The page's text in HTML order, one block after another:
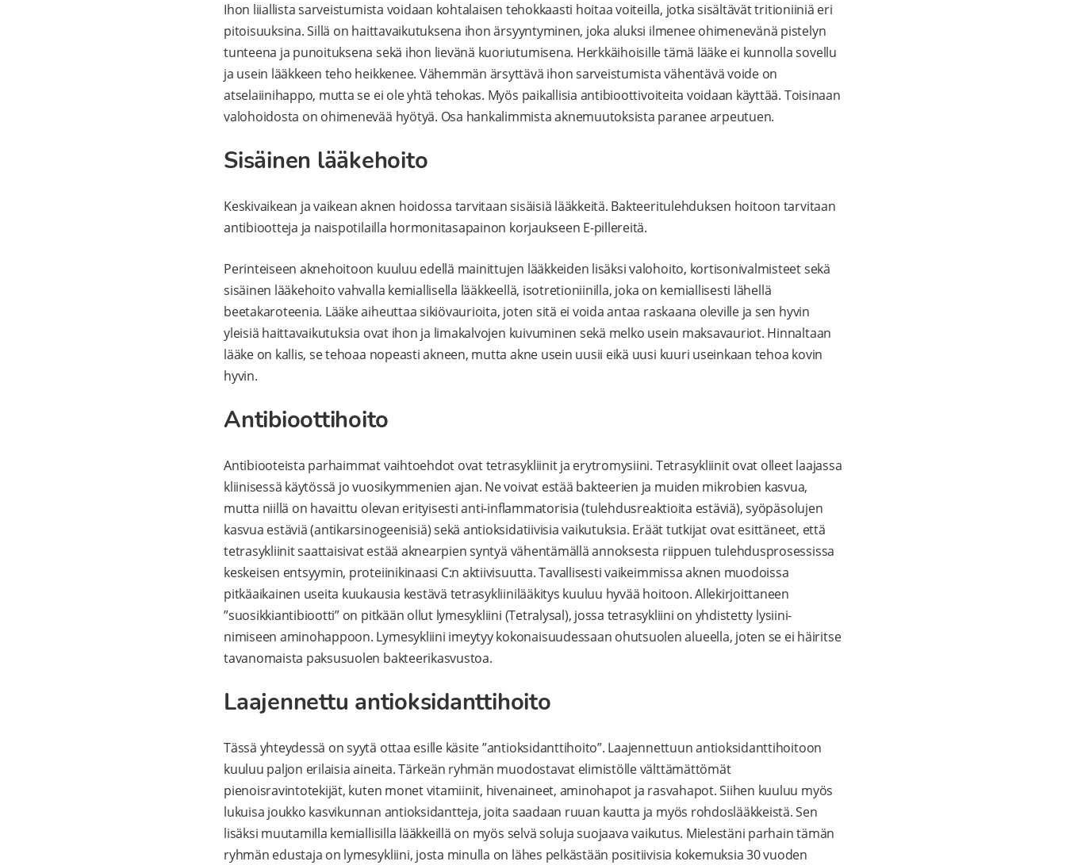
Ihon liiallista sarveistumista voidaan kohtalaisen tehokkaasti hoitaa voiteilla, jotka sisältävät tritioniiniä eri
pitoisuuksina. Sillä on haittavaikutuksena ihon ärsyyntyminen, joka aluksi ilmenee ohimenevänä pistelyn
tunteena ja punoituksena sekä ihon lievänä kuoriutumisena. Herkkäihoisille tämä lääke ei kunnolla sovellu
ja usein lääkkeen teho heikkenee. Vähemmän ärsyttävä ihon sarveistumista vähentävä voide on
atselaiinihappo, mutta se ei ole yhtä tehokas. Myös paikallisia antibioottivoiteita voidaan käyttää. Toisinaan
valohoidosta on ohimenevää hyötyä. Osa hankalimmista aknemuutoksista paranee arpeutuen.
Sisäinen lääkehoito
Keskivaikean ja vaikean aknen hoidossa tarvitaan sisäisiä lääkkeitä. Bakteeritulehduksen hoitoon tarvitaan
antibiootteja ja naispotilailla hormonitasapainon korjaukseen E-pillereitä.
Perinteiseen aknehoitoon kuuluu edellä mainittujen lääkkeiden lisäksi valohoito, kortisonivalmisteet sekä
sisäinen lääkehoito vahvalla kemiallisella lääkkeellä, isotretioniinilla, joka on kemiallisesti lähellä
beetakaroteenia. Lääke aiheuttaa sikiövaurioita, joten sitä ei voida antaa raskaana oleville ja sen hyvin
yleisiä haittavaikutuksia ovat ihon ja limakalvojen kuivuminen sekä melko usein maksavauriot. Hinnaltaan
lääke on kallis, se tehoaa nopeasti akneen, mutta akne usein uusii eikä uusi kuuri useinkaan tehoa kovin
hyvin.
Antibioottihoito
Antibiooteista parhaimmat vaihtoehdot ovat tetrasykliinit ja erytromysiini. Tetrasykliinit ovat olleet laajassa
kliinisessä käytössä jo vuosikymmenien ajan. Ne voivat estää bakteerien ja muiden mikrobien kasvua,
mutta niillä on havaittu olevan erityisesti anti-inflammatorisia (tulehdusreaktioita estäviä), syöpäsolujen
kasvua estäviä (antikarsinogeenisiä) sekä antioksidatiivisia vaikutuksia. Eräät tutkijat ovat esittäneet, että
tetrasykliinit saattaisivat estää aknearpien syntyä vähentämällä annoksesta riippuen tulehdusprosessissa
keskeisen entsyymin, proteiinikinaasi C:n aktiivisuutta. Tavallisesti vaikeimmissa aknen muodoissa
pitkäaikainen useita kuukausia kestävä tetrasykliinilääkitys kuuluu hyvää hoitoon. Allekirjoittaneen
”suosikkiantibiootti” on pitkään ollut lymesykliini (Tetralysal), jossa tetrasykliini on yhdistetty lysiini-
nimiseen aminohappoon. Lymesykliini imeytyy kokonaisuudessaan ohutsuolen alueella, joten se ei häiritse
tavanomaista paksusuolen bakteerikasvustoa.
Laajennettu antioksidanttihoito
Tässä yhteydessä on syytä ottaa esille käsite ”antioksidanttihoito”. Laajennettuun antioksidanttihoitoon
kuuluu paljon erilaisia aineita. Tärkeän ryhmän muodostavat elimistölle välttämättömät
pienoisravintotekijät, kuten monet vitamiinit, hivenaineet, aminohapot ja rasvahapot. Siihen kuuluu myös
lukuisa joukko kasvikunnan antioksidantteja, joita saadaan ruuan kautta ja myös rohdoslääkkeistä. Sen
lisäksi muutamilla kemiallisilla lääkkeillä on myös selvä soluja suojaava vaikutus. Mielestäni parhain tämän
ryhmän edustaja on lymesykliini, josta minulla on lähes pelkästään positiivisia kokemuksia 30 vuoden